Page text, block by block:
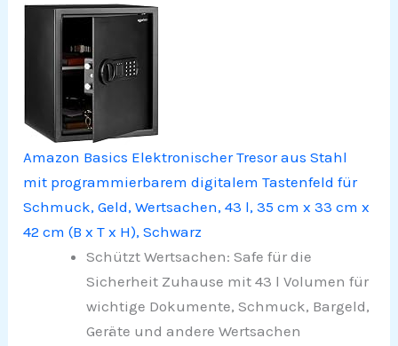
Amazon Basics Elektronischer Tresor aus Stahl
mit programmierbarem digitalem Tastenfeld für
Schmuck, Geld, Wertsachen, 43 l, 35 cm x 33 cm x
42 cm (B x T x H), Schwarz
Schützt Wertsachen: Safe für die
Sicherheit Zuhause mit 43 l Volumen für
wichtige Dokumente, Schmuck, Bargeld,
Geräte und andere Wertsachen